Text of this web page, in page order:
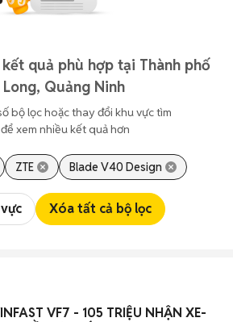
quả phù hợp tại Thành phố
Long, Quảng Ninh
bộ lọc hoặc thay đổi khu vực tìm
xem nhiều kết quả hơn
ZTE Blade V40 Design
Xóa tất cả bộ lọc
VF7 - 105 TRIỆU NHẬN XE-